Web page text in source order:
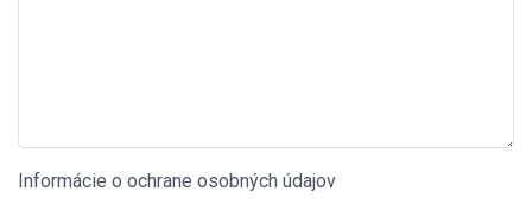
Informácie o ochrane osobných údajov